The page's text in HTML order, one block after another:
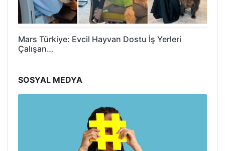
Mars Türkiye: Evcil Hayvan Dostu İş Yerleri
Çalışan…
SOSYAL MEDYA